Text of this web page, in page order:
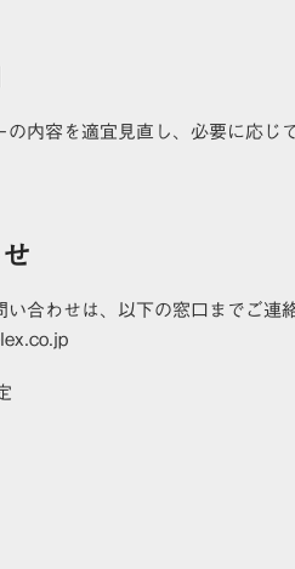
内容を適宜見直し、必要に応
合わせは、以下の窓口までご連